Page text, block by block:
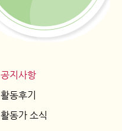
공지사항
활동후기
활동가 소식